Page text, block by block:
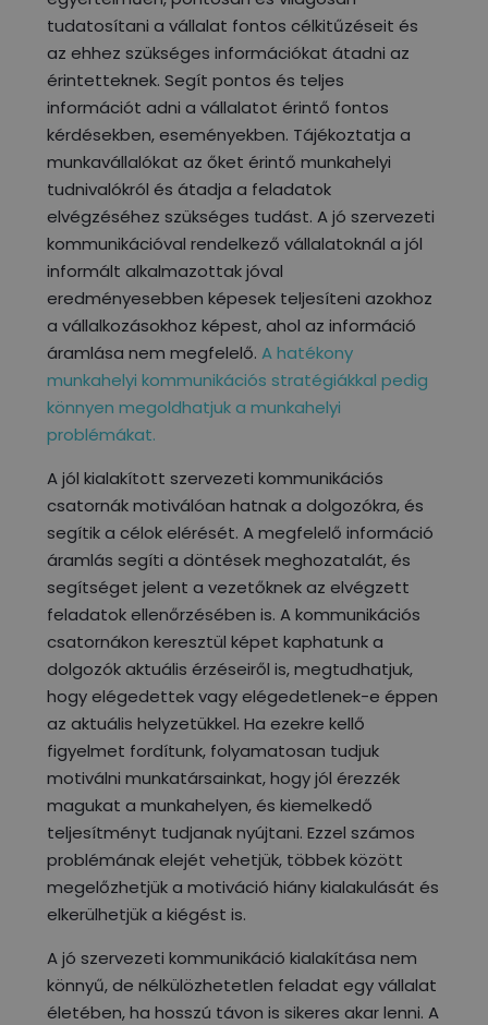
tudatosítani a vállalat fontos célkitűzéseit és
az ehhez szükséges információkat átadni az
érintetteknek. Segít pontos és teljes
információt adni a vállalatot érintő fontos
kérdésekben, eseményekben. Tájékoztatja a
munkavállalókat az őket érintő munkahelyi
tudnivalókról és átadja a feladatok
elvégzéséhez szükséges tudást. A jó szervezeti
kommunikációval rendelkező vállalatoknál a jól
informált alkalmazottak jóval
eredményesebben képesek teljesíteni azokhoz
a vállalkozásokhoz képest, ahol az információ
áramlása nem megfelelő. A hatékony
munkahelyi kommunikációs stratégiákkal pedig
könnyen megoldhatjuk a munkahelyi
problémákat.
A jól kialakított szervezeti kommunikációs
csatornák motiválóan hatnak a dolgozókra, és
segítik a célok elérését. A megfelelő információ
áramlás segíti a döntések meghozatalát, és
segítséget jelent a vezetőknek az elvégzett
feladatok ellenőrzésében is. A kommunikációs
csatornákon keresztül képet kaphatunk a
dolgozók aktuális érzéseiről is, megtudhatjuk,
hogy elégedettek vagy elégedetlenek-e éppen
az aktuális helyzetükkel. Ha ezekre kellő
figyelmet fordítunk, folyamatosan tudjuk
motiválni munkatársainkat, hogy jól érezzék
magukat a munkahelyen, és kiemelkedő
teljesítményt tudjanak nyújtani. Ezzel számos
problémának elejét vehetjük, többek között
megelőzhetjük a motiváció hiány kialakulását és
elkerülhetjük a kiégést is.
A jó szervezeti kommunikáció kialakítása nem
könnyű, de nélkülözhetetlen feladat egy vállalat
életében, ha hosszú távon is sikeres akar lenni. A